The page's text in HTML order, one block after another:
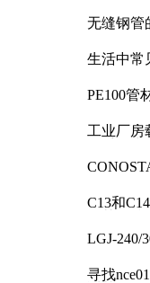
无缝钢管
生活中常
PE100管
工业厂房
C13和
LGJ-240/
寻找